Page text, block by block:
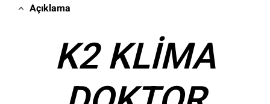
Açıklama
K2 KLİMA